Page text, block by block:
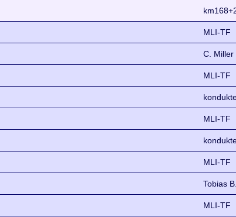
MLI-TF
C. Miller
MLI-TF
MLI-TF
MLI-TF
Tobias B.
MLI-TF